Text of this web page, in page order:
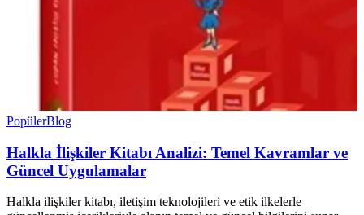
PopülerBlog
Halkla İlişkiler Kitabı Analizi: Temel Kavramlar ve
Güncel Uygulamalar
Halkla ilişkiler kitabı, iletişim teknolojileri ve etik ilkelerle